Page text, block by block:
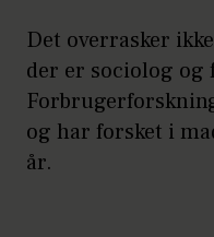
Det overrasker
der er sociolog og
og har forsket i
år.